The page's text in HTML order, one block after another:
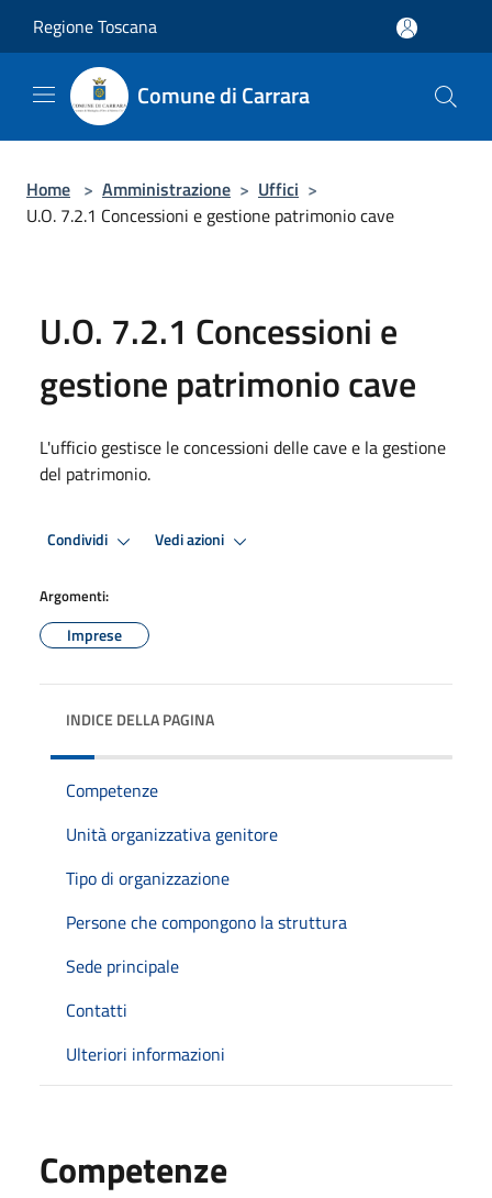
Regione Toscana
Comune di Carrara
Home > Amministrazione > Uffici >
U.O. 7.2.1 Concessioni e gestione patrimonio cave
U.O. 7.2.1 Concessioni e
gestione patrimonio cave
L'ufficio gestisce le concessioni delle cave e la gestione
del patrimonio.
Condividi Vedi azioni
Argomenti:
Imprese
INDICE DELLA PAGINA
Competenze
Unità organizzativa genitore
Tipo di organizzazione
Persone che compongono la struttura
Sede principale
Contatti
Ulteriori informazioni
Competenze